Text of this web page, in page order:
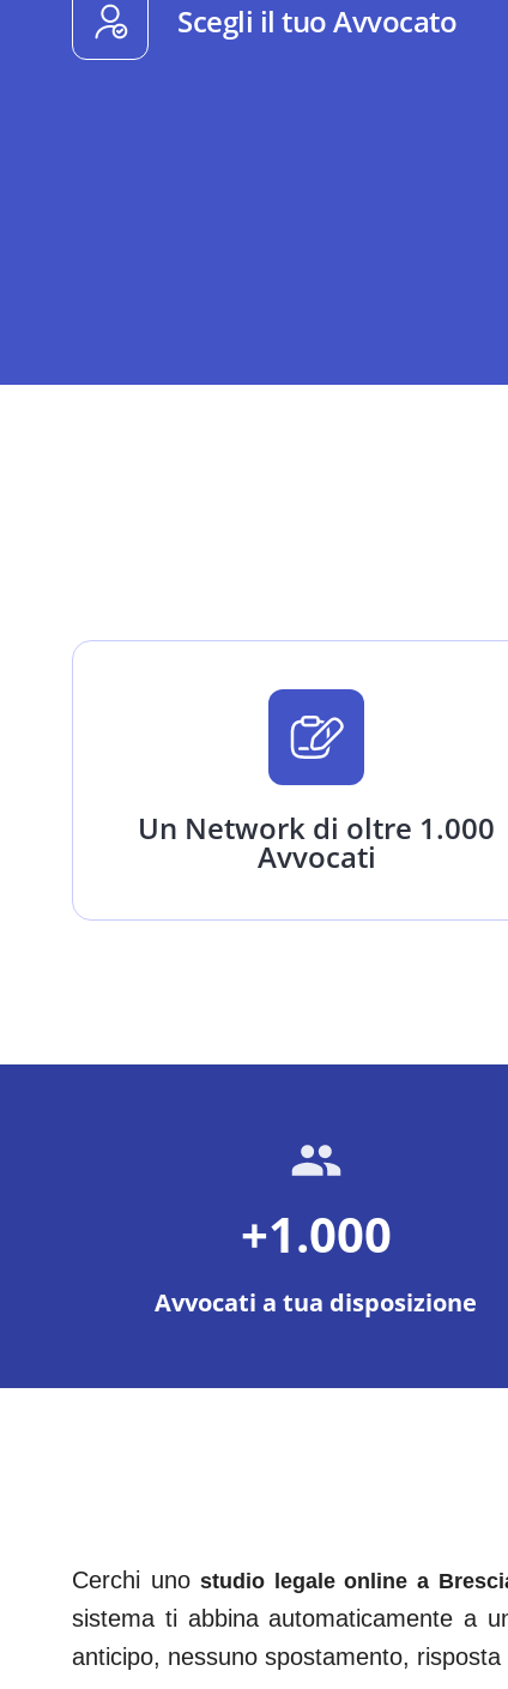
Scegli il tuo Avvocato
Un Network di oltre 1.000
Avvocati
+1.000
Avvocati a tua disposizione
Cerchi uno studio legale online a
sistema ti abbina automaticamente a
anticipo, nessuno spostamento, risposta